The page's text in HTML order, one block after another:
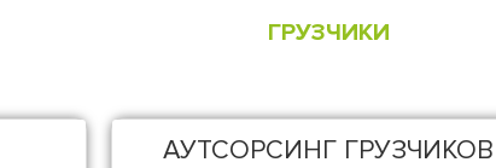
ГРУЗЧИКИ
АУТСОРСИНГ ГРУЗЧИКОВ